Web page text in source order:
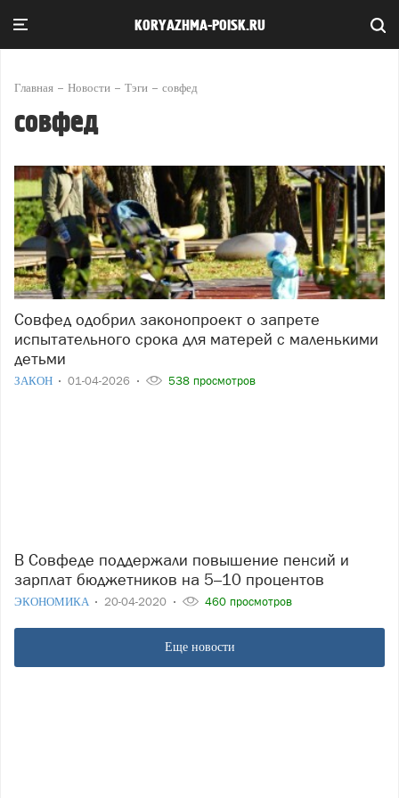
KORYAZHMA-POISK.RU
Главная Новости Тэги совфед
совфед
Совфед одобрил законопроект о запрете
испытательного срока для матерей с маленькими
детьми
ЗАКОН 01-04-2026 538 просмотров
В Совфеде поддержали повышение пенсий и
зарплат бюджетников на 5–10 процентов
ЭКОНОМИКА 20-04-2020 460 просмотров
Еще новости